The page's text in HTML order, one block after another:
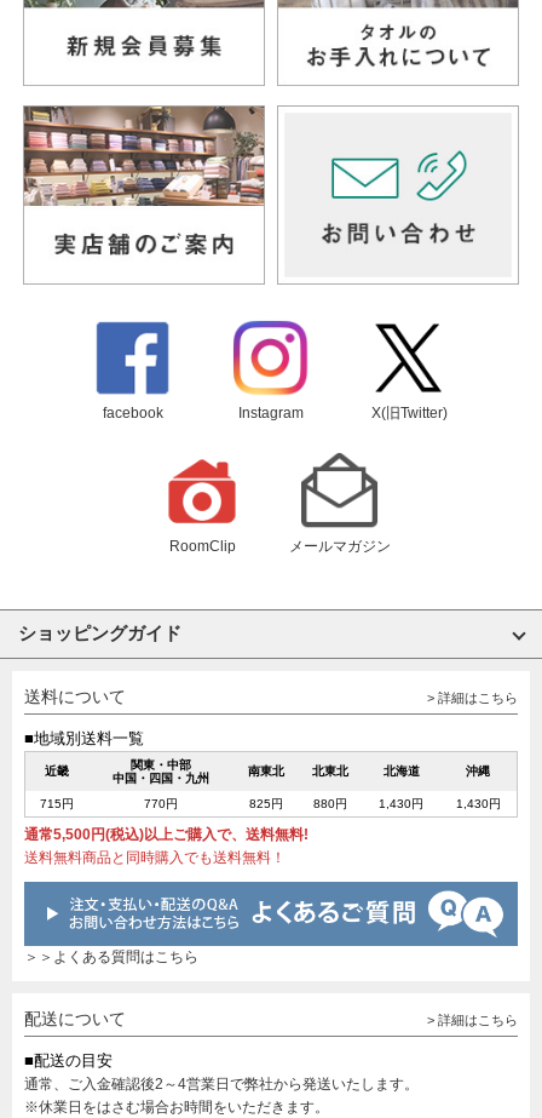
facebook Instagram X(旧Twitter)
RoomClip メールマガジン
ショッピングガイド
送料について > 詳細はこちら
■地域別送料一覧
近畿
関東・中部
中国・四国・九州
南東北 北東北 北海道 沖縄
715円 770円 825円 880円 1,430円 1,430円
通常5,500円(税込)以上ご購入で、送料無料!
送料無料商品と同時購入でも送料無料！
＞＞よくある質問はこちら
配送について > 詳細はこちら
■配送の目安
通常、ご入金確認後2～4営業日で弊社から発送いたします。
※休業日をはさむ場合お時間をいただきます。